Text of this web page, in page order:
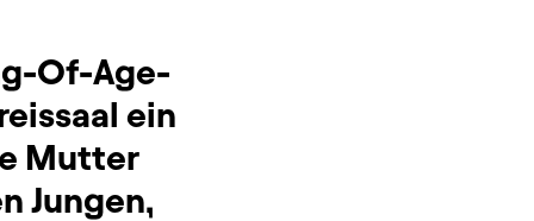
Of-Age-
ein
Mutter
Jungen,